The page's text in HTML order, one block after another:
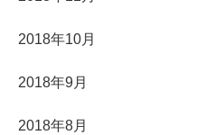
2018年10月
2018年9月
2018年8月